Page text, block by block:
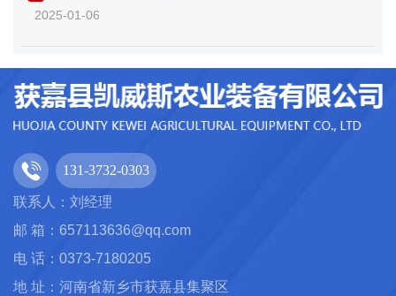
2025-01-06
131-3732-0303
联系人：刘经理
邮 箱：657113636@qq.com
电 话：0373-7180205
地 址：河南省新乡市获嘉县集聚区